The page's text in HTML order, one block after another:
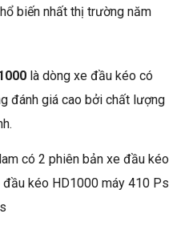
là dòng xe đầu kéo có
đánh giá cao bởi chất lượng
có 2 phiên bản xe đầu kéo
kéo HD1000 máy 410 Ps